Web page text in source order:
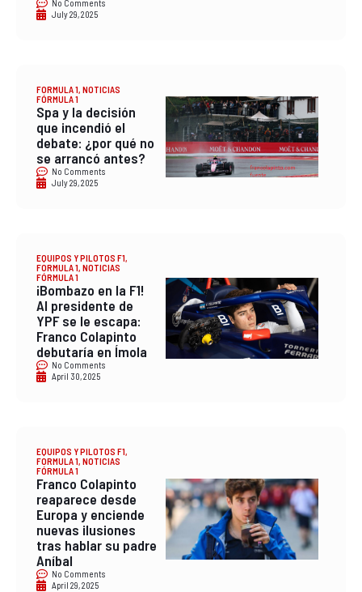
No Comments
July 29, 2025
FORMULA 1, NOTICIAS
FÓRMULA 1
Spa y la decisión
que incendió el
debate: ¿por qué no
se arrancó antes?
No Comments
July 29, 2025
EQUIPOS Y PILOTOS F1,
FORMULA 1, NOTICIAS
FÓRMULA 1
¡Bombazo en la F1!
Al presidente de
YPF se le escapa:
Franco Colapinto
debutaría en Ímola
No Comments
April 30, 2025
EQUIPOS Y PILOTOS F1,
FORMULA 1, NOTICIAS
FÓRMULA 1
Franco Colapinto
reaparece desde
Europa y enciende
nuevas ilusiones
tras hablar su padre
Aníbal
No Comments
April 29, 2025